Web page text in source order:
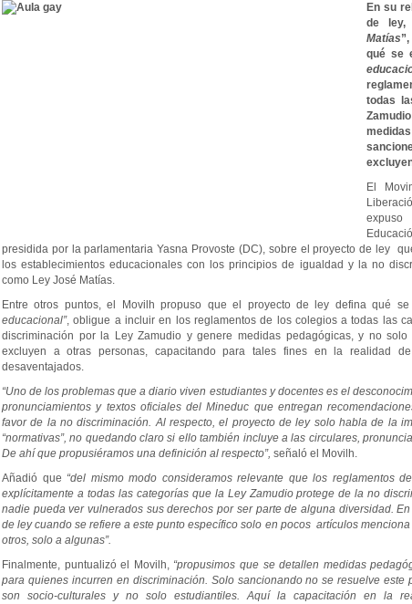
En su
de ley,
Matías
qué se
todas
El
presidida por la parlamentaria Yasna Provoste (DC), sobre el proyecto de ley
los establecimientos educacionales con los principios de igualdad y la no
como Ley José Matías.
Entre otros puntos, el Movilh propuso que el proyecto de ley defina qué
educacional”, obligue a incluir en los reglamentos de los colegios a todas las
discriminación por la Ley Zamudio y genere medidas pedagógicas, y no solo
excluyen a otras personas, capacitando para tales fines en la realidad de
desaventajados.
“Uno de los problemas que a diario viven estudiantes y docentes es el
pronunciamientos y textos oficiales del Mineduc que entregan
favor de la no discriminación. Al respecto, el proyecto de ley solo habla de la
“normativas”, no quedando claro si ello también incluye a las circulares,
De ahí que propusiéramos una definición al respecto”, señaló el Movilh.
Añadió que “del mismo modo consideramos relevante que los reglamentos
explícitamente a todas las categorías que la Ley Zamudio protege de la no
nadie pueda ver vulnerados sus derechos por ser parte de alguna diversidad.
de ley cuando se refiere a este punto específico solo en pocos artículos
otros, solo a algunas”.
Finalmente, puntualizó el Movilh, “propusimos que se detallen medidas
para quienes incurren en discriminación. Solo sancionando no se resuelve este
son socio-culturales y no solo estudiantiles. Aquí la capacitación en la